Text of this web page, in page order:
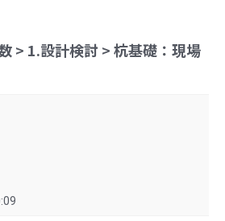
> 1.設計検討 > 杭基礎：現場